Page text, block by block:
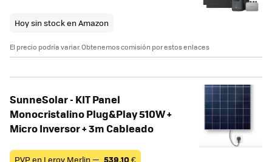
Hoy sin stock en Amazon
El precio podría variar. Obtenemos comisión por estos enlaces
SunneSolar - KIT Panel
Monocristalino Plug&Play 510W +
Micro Inversor + 3m Cableado
PVP en Leroy Merlin — 539,10€